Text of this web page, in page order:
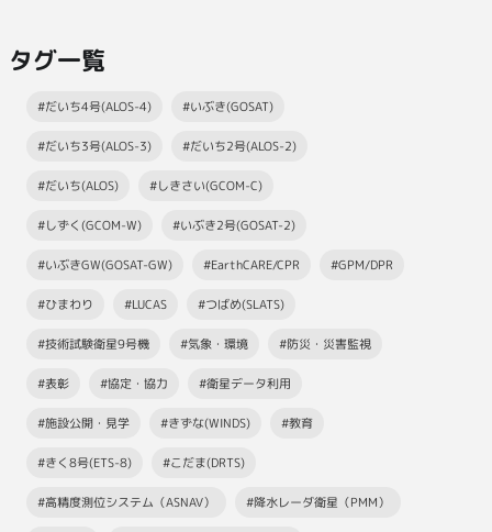
タグ一覧
#だいち4号(ALOS-4) #いぶき(GOSAT)
#だいち3号(ALOS-3) #だいち2号(ALOS-2)
#だいち(ALOS) #しきさい(GCOM-C)
#しずく(GCOM-W) #いぶき2号(GOSAT-2)
#いぶきGW(GOSAT-GW) #EarthCARE/CPR #GPM/DPR
#ひまわり #LUCAS #つばめ(SLATS)
#技術試験衛星9号機 #気象・環境 #防災・災害監視
#表彰 #協定・協力 #衛星データ利用
#施設公開・見学 #きずな(WINDS) #教育
#きく8号(ETS-8) #こだま(DRTS)
#高精度測位システム（ASNAV） #降水レーダ衛星（PMM）